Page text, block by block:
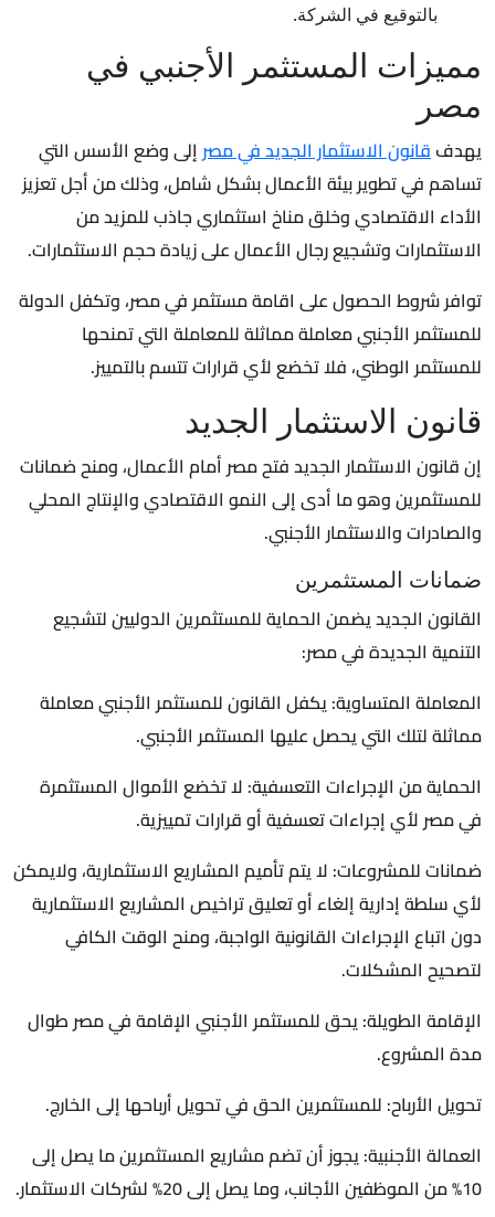
بالتوقيع في الشركة.
مميزات المستثمر الأجنبي في
مصر
يهدفقانون الاستثمار الجديد في مصر إلى وضع الأسس التي
تساهم في تطوير بيئة الأعمال بشكل شامل، وذلك من أجل تعزيز
الأداء الاقتصادي وخلق مناخ استثماري جاذب للمزيد من
الاستثمارات وتشجيع رجال الأعمال على زيادة حجم الاستثمارات.
توافر شروط الحصول على اقامة مستثمر في مصر، وتكفل الدولة
للمستثمر الأجنبي معاملة مماثلة للمعاملة التي تمنحها
للمستثمر الوطني، فلا تخضع لأي قرارات تتسم بالتمييز.
قانون الاستثمار الجديد
إن قانون الاستثمار الجديد فتح مصر أمام الأعمال، ومنح ضمانات
للمستثمرين وهو ما أدى إلى النمو الاقتصادي والإنتاج المحلي
والصادرات والاستثمار الأجنبي.
ضمانات المستثمرين
القانون الجديد يضمن الحماية للمستثمرين الدوليين لتشجيع
التنمية الجديدة في مصر:
المعاملة المتساوية: يكفل القانون للمستثمر الأجنبي معاملة
مماثلة لتلك التي يحصل عليها المستثمر الأجنبي.
الحماية من الإجراءات التعسفية: لا تخضع الأموال المستثمرة
في مصر لأي إجراءات تعسفية أو قرارات تمييزية.
ضمانات للمشروعات: لا يتم تأميم المشاريع الاستثمارية، ولايمكن
لأي سلطة إدارية إلغاء أو تعليق تراخيص المشاريع الاستثمارية
دون اتباع الإجراءات القانونية الواجبة، ومنح الوقت الكافي
لتصحيح المشكلات.
الإقامة الطويلة: يحق للمستثمر الأجنبي الإقامة في مصر طوال
مدة المشروع.
تحويل الأرباح: للمستثمرين الحق في تحويل أرباحها إلى الخارج.
العمالة الأجنبية: يجوز أن تضم مشاريع المستثمرين ما يصل إلى
10% من الموظفين الأجانب، وما يصل إلى 20% لشركات الاستثمار.